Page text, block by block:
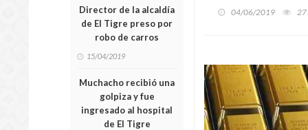
Director de la alcaldía
de El Tigre preso por
robo de carros
15/04/2019
Muchacho recibió una
golpiza y fue
ingresado al hospital
de El Tigre
04/06/2019